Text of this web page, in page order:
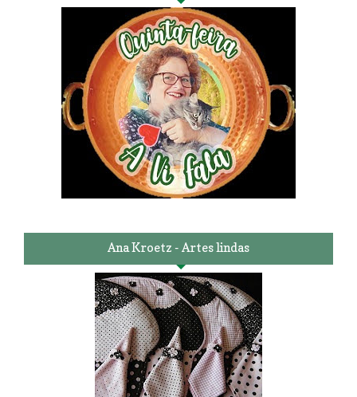
Ana Kroetz - Artes lindas